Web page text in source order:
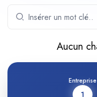
Aucun
Entreprise
1